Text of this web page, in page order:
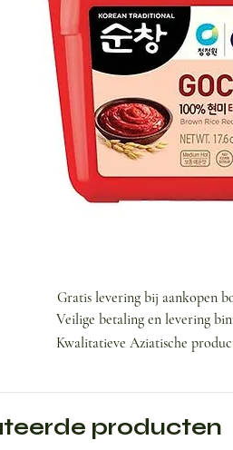
Gratis levering bij aankopen
Veilige betaling en levering
Kwalitatieve Aziatische
producten